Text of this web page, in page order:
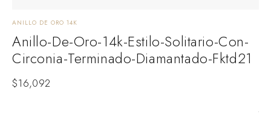
ANILLO DE ORO 14K
Anillo-De-Oro-14k-Estilo-Solitario-Con-
Circonia-Terminado-Diamantado-Fktd21
$16,092